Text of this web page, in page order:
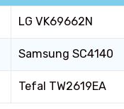
LG VK69662N
Samsung SC4140
Tefal TW2619EA